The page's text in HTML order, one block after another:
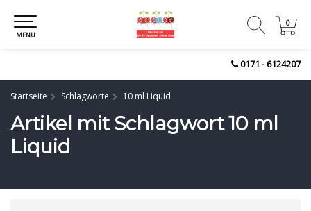
0171 - 6124207
0
0
MENU
Startseite Schlagworte 10 ml Liquid
Artikel mit Schlagwort 10 ml
Liquid